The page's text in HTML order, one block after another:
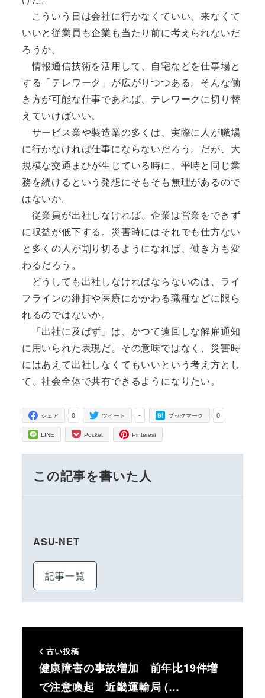
こういう日は会社に行かなくていい、来なくて
いいと従業員も企業も当たり前に考えられないだ
ろうか。
情報通信技術を活用して、自宅などを仕事場と
する「テレワーク」が広がりつつある。そんな働
き方が可能な仕事であれば、テレワークに切り替
えていけばいい。
サービス業や製造業の多くは、実際に人が職場
に行かなければ仕事にならないだろう。だが、大
規模な交通まひが生じている時に、平時と同じ業
務を続けるという発想にそもそも無理があるので
はないか。
従業員が出社しなければ、企業は営業をできず
に収益が低下する。災害時にはそれでも仕方ない
と多くの人が割り切るようになれば、働き方も変
わるだろう。
どうしても出社しなければならないのは、ライ
フラインの維持や医療にかかわる職種などに限ら
れるのではないか。
「出社に及ばず」は、かつて遠回しな解雇通知
に用いられた表現だ。その意味ではなく、災害時
にはあえて出社しなくてもいいという考え方とし
て、社会全体で共有できるようになりたい。
0
シェア -
ツイート 0
ブックマーク
LINE Pocket Pinterest
この記事を書いた人
ASU-NET
記事一覧
古い投稿
健康障害の事故増加 前年比19件増
で注意喚起 近畿運輸局 (…